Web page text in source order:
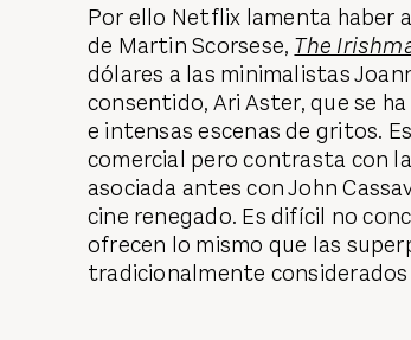
Por ello Netflix lamenta haber
de Martin Scorsese, The
dólares a las minimalistas
consentido, Ari Aster, que se
e intensas escenas de gritos.
comercial pero contrasta con
asociada antes con John
cine renegado. Es difícil no
ofrecen lo mismo que las
tradicionalmente considerados